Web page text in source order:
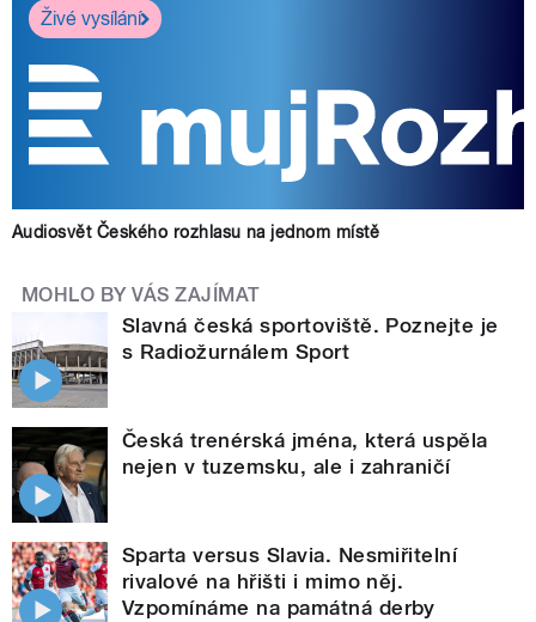
Živé vysílání
Audiosvět Českého rozhlasu na jednom místě
MOHLO BY VÁS ZAJÍMAT
Slavná česká sportoviště. Poznejte je
s Radiožurnálem Sport
Česká trenérská jména, která uspěla
nejen v tuzemsku, ale i zahraničí
Sparta versus Slavia. Nesmiřitelní
rivalové na hřišti i mimo něj.
Vzpomínáme na památná derby